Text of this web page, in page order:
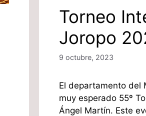
Torneo
Joropo
9 octubre, 2023
El departamento del
muy esperado 55º
Ángel Martín. Este